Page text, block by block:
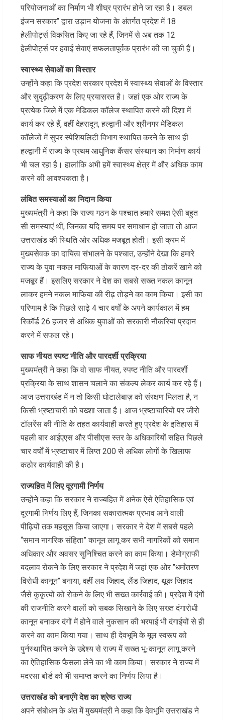
परियोजनाओं का निर्माण भी शीघ्र प्रारंभ होने जा रहा है। डबल
इंजन सरकार’’ द्वारा उड़ान योजना के अंतर्गत प्रदेश में 18
हेलीपोर्ट्स विकसित किए जा रहे हैं, जिनमें से अब तक 12
हेलीपोर्ट्स पर हवाई सेवाएं सफलतापूर्वक प्रारंभ की जा चुकी हैं।
स्वास्थ्य सेवाओं का विस्तार
उन्होंने कहा कि प्रदेश सरकार प्रदेश में स्वास्थ्य सेवाओं के विस्तार
और सुदृढ़ीकरण के लिए प्रयासरत है। जहां एक ओर राज्य के
प्रत्येक जिले में एक मेडिकल कॉलेज स्थापित करने की दिशा में
कार्य कर रहे हैं, वहीं देहरादून, हल्द्वानी और श्रीनगर मेडिकल
कॉलेजों में सुपर स्पेशियलिटी विभाग स्थापित करने के साथ ही
हल्द्वानी में राज्य के प्रथम आधुनिक कैंसर संस्थान का निर्माण कार्य
भी चल रहा है। हालांकि अभी हमें स्वास्थ्य क्षेत्र में और अधिक काम
करने की आवश्यकता है।
लंबित समस्याओं का निदान किया
मुख्यमंत्री ने कहा कि राज्य गठन के पश्चात हमारे समक्ष ऐसी बहुत
सी समस्याएं थीं, जिनका यदि समय पर समाधान हो जाता तो आज
उत्तराखंड की स्थिति ओर अधिक मजबूत होती। इसी क्रम में
मुख्यसेवक का दायित्व संभालने के पश्चात, उन्होंने देखा कि हमारे
राज्य के युवा नकल माफियाओं के कारण दर-दर की ठोकरें खाने को
मजबूर हैं। इसलिए सरकार ने देश का सबसे सख्त नकल कानून
लाकर हमने नकल माफिया की रीढ़ तोड़ने का काम किया। इसी का
परिणाम है कि पिछले साढ़े 4 चार वर्षों के अपने कार्यकाल में हम
रिकॉर्ड 26 हजार से अधिक युवाओं को सरकारी नौकरियां प्रदान
करने में सफल रहे।
साफ नीयत स्पष्ट नीति और पारदर्शी प्रक्रिया
मुख्यमंत्री ने कहा कि वो साफ नीयत, स्पष्ट नीति और पारदर्शी
प्रक्रिया के साथ शासन चलाने का संकल्प लेकर कार्य कर रहे हैं।
आज उत्तराखंड में न तो किसी घोटालेबाज़ को संरक्षण मिलता है, न
किसी भ्रष्टाचारी को बख्शा जाता है। आज भ्रष्टाचारियों पर जीरो
टॉलरेंस की नीति के तहत कार्यवाही करते हुए प्रदेश के इतिहास में
पहली बार आईएएस और पीसीएस स्तर के अधिकारियों सहित पिछले
चार वर्षों में भ्रष्टाचार में लिप्त 200 से अधिक लोगों के खिलाफ
कठोर कार्यवाही की है।
राज्यहित में लिए दूरगामी निर्णय
उन्होंने कहा कि सरकार ने राज्यहित में अनेक ऐसे ऐतिहासिक एवं
दूरगामी निर्णय लिए हैं, जिनका सकारात्मक प्रभाव आने वाली
पीढ़ियों तक महसूस किया जाएगा। सरकार ने देश में सबसे पहले
“समान नागरिक संहिता” कानून लागू कर सभी नागरिकों को समान
अधिकार और अवसर सुनिश्चित करने का काम किया। डेमोग्राफी
बदलाव रोकने के लिए सरकार ने प्रदेश में जहां एक ओर ’’धर्मांतरण
विरोधी कानून’’ बनाया, वहीं लव जिहाद, लैंड जिहाद, थूक जिहाद
जैसे कुकृत्यों को रोकने के लिए भी सख्त कार्रवाई की। प्रदेश में दंगों
की राजनीति करने वालों को सबक सिखाने के लिए सख्त दंगारोधी
कानून बनाकर दंगों में होने वाले नुकसान की भरपाई भी दंगाईयों से ही
करने का काम किया गया। साथ ही देवभूमि के मूल स्वरूप को
पुर्नस्थापित करने के उद्देश्य से राज्य में सख्त भू-कानून लागू करने
का ऐतिहासिक फैसला लेने का भी काम किया। सरकार ने राज्य में
मदरसा बोर्ड को भी समाप्त करने का निर्णय लिया है।
उत्तराखंड को बनाएंगे देश का श्रेष्ठ राज्य
अपने संबोधन के अंत में मुख्यमंत्री ने कहा कि देवभूमि उत्तराखंड ने